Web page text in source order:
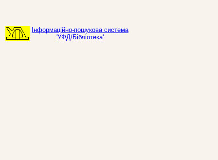
Інформаційно-пошукова система
'УФД/Бібліотека'